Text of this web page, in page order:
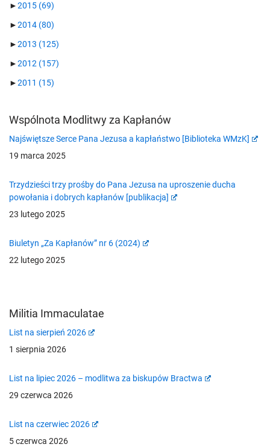
►2015 (69)
►2014 (80)
►2013 (125)
►2012 (157)
►2011 (15)
Wspólnota Modlitwy za Kapłanów
Najświętsze Serce Pana Jezusa a kapłaństwo [Biblioteka WMzK]
19 marca 2025
Trzydzieści trzy prośby do Pana Jezusa na uproszenie ducha
powołania i dobrych kapłanów [publikacja]
23 lutego 2025
Biuletyn „Za Kapłanów” nr 6 (2024)
22 lutego 2025
Militia Immaculatae
List na sierpień 2026
1 sierpnia 2026
List na lipiec 2026 – modlitwa za biskupów Bractwa
29 czerwca 2026
List na czerwiec 2026
5 czerwca 2026